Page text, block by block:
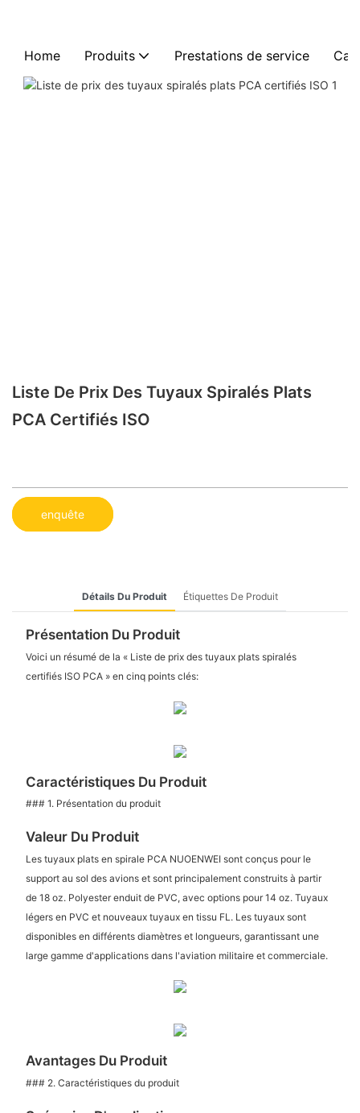
Home Produits Prestations de service Cas
Liste De Prix Des Tuyaux Spiralés Plats
PCA Certifiés ISO
enquête
Détails Du Produit Étiquettes De Produit
Présentation Du Produit
Voici un résumé de la « Liste de prix des tuyaux plats spiralés
certifiés ISO PCA » en cinq points clés:
Caractéristiques Du Produit
### 1. Présentation du produit
Valeur Du Produit
Les tuyaux plats en spirale PCA NUOENWEI sont conçus pour le
support au sol des avions et sont principalement construits à partir
de 18 oz. Polyester enduit de PVC, avec options pour 14 oz. Tuyaux
légers en PVC et nouveaux tuyaux en tissu FL. Les tuyaux sont
disponibles en différents diamètres et longueurs, garantissant une
large gamme d'applications dans l'aviation militaire et commerciale.
Avantages Du Produit
### 2. Caractéristiques du produit